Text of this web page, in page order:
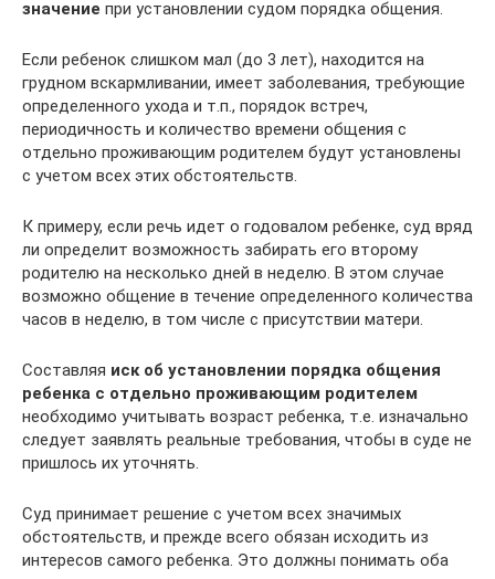
значение при установлении судом порядка общения.
Если ребенок слишком мал (до 3 лет), находится на
грудном вскармливании, имеет заболевания, требующие
определенного ухода и т.п., порядок встреч,
периодичность и количество времени общения с
отдельно проживающим родителем будут установлены
с учетом всех этих обстоятельств.
К примеру, если речь идет о годовалом ребенке, суд вряд
ли определит возможность забирать его второму
родителю на несколько дней в неделю. В этом случае
возможно общение в течение определенного количества
часов в неделю, в том числе с присутствии матери.
Составляя иск об установлении порядка общения
ребенка с отдельно проживающим родителем
необходимо учитывать возраст ребенка, т.е. изначально
следует заявлять реальные требования, чтобы в суде не
пришлось их уточнять.
Суд принимает решение с учетом всех значимых
обстоятельств, и прежде всего обязан исходить из
интересов самого ребенка. Это должны понимать оба